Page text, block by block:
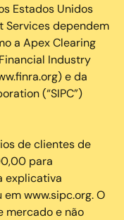
Estados Unidos
Services dependem
a Apex Clearing
Industry
e da
(“SIPC”)
de clientes de
para
explicativa
www.sipc.org. O
mercado e não